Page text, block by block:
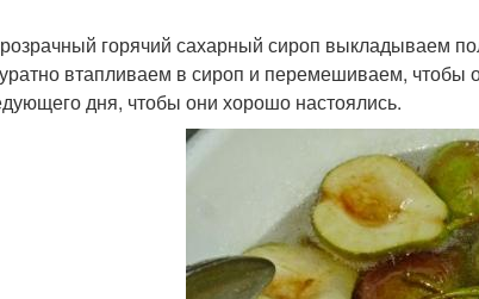
горячий сахарный сироп выкладываем
втапливаем в сироп и перемешиваем, чтобы
дня, чтобы они хорошо настоялись.